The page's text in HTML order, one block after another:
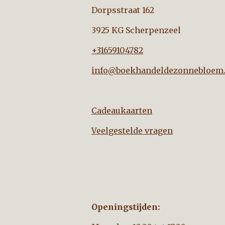
Dorpsstraat 162
3925 KG Scherpenzeel
+31659104782
Cadeaukaarten
Veelgestelde vragen
Openingstijden: